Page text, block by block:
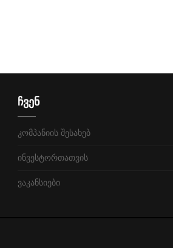
ჩვენ
კომპანიის შესახებ
ინვესტორთათვის
ვაკანსიები